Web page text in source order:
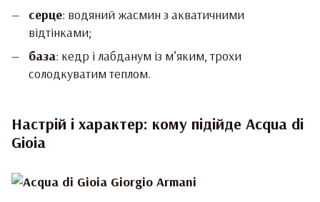
серце: водяний жасмин з акватичними
відтінками;
база: кедр і лабданум із м’яким, трохи
солодкуватим теплом.
Настрій і характер: кому підійде Acqua di
Gioia